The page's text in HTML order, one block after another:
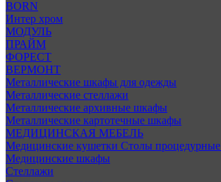
BORN
Интер хром
МОДУЛЬ
ПРАЙМ
ФОРЕСТ
ВЕРМОНТ
Металлические шкафы для одежды
Металлические стеллажи
Металлические архивные шкафы
Металлические картотечные шкафы
МЕДИЦИНСКАЯ МЕБЕЛЬ
Медицинские кушетки Столы процедурные
Медицинские шкафы
Стеллажи